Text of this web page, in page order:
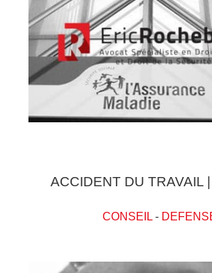
ACCIDENT DU TRAVAIL
CONSEIL-